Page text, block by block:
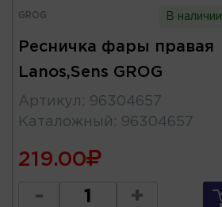
GROG В наличии
Ресничка фары правая
Lanos,Sens GROG
Артикул : 96304657
Каталожный : 96304657
219.00
- +